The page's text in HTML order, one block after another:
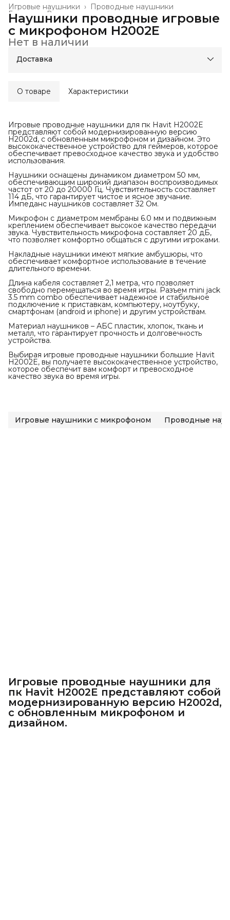
Проводные наушники
Игровые наушники ›
Все товары ›
Главная ›
Наушники проводные игровые
с микрофоном H2002E
Нет в наличии
Доставка
О товаре Характеристики
Игровые проводные наушники для пк Havit H2002E
представляют собой модернизированную версию
H2002d, с обновленным микрофоном и дизайном. Это
высококачественное устройство для геймеров, которое
обеспечивает превосходное качество звука и удобство
использования.
Наушники оснащены динамиком диаметром 50 мм,
обеспечивающим широкий диапазон воспроизводимых
частот от 20 до 20000 Гц. Чувствительность составляет
114 дБ, что гарантирует чистое и ясное звучание.
Импеданс наушников составляет 32 Ом.
Микрофон с диаметром мембраны 6.0 мм и подвижным
креплением обеспечивает высокое качество передачи
звука. Чувствительность микрофона составляет 20 дБ,
что позволяет комфортно общаться с другими игроками.
Накладные наушники имеют мягкие амбушюры, что
обеспечивает комфортное использование в течение
длительного времени.
Длина кабеля составляет 2,1 метра, что позволяет
свободно перемещаться во время игры. Разъем mini jack
3.5 mm combo обеспечивает надежное и стабильное
подключение к приставкам, компьютеру, ноутбуку,
смартфонам (android и iphone) и другим устройствам.
Материал наушников – АБС пластик, хлопок, ткань и
металл, что гарантирует прочность и долговечность
устройства.
Выбирая игровые проводные наушники большие Havit
H2002E, вы получаете высококачественное устройство,
которое обеспечит вам комфорт и превосходное
качество звука во время игры.
Игровые наушники с микрофоном Проводные
Игровые проводные наушники для
пк Havit H2002E представляют собой
модернизированную версию H2002d,
с обновленным микрофоном и
дизайном.